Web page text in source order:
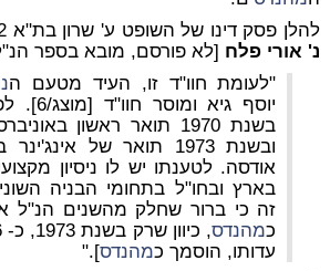
להלן פסק דינו של השופט ע' שרון בת"א 524/82
נ' אורי פלח [לא פורסם, מובא בספר הנ"ל
"לעומת חוו"ד זו, העיד מטעם ה
יוסף גיא
בשנת 1970 תואר ראשון
ובשנת 1973 תואר של
בארץ ובחו"ל בתחומי הבניה
זה כי ברור שחלק מהשנים הנ"ל
כמהנדס
עדותו, הוסמך כמהנדס]."